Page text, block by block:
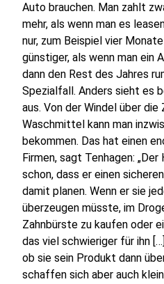
Auto brauchen. Man zahlt
mehr, als wenn man es
nur, zum Beispiel vier
günstiger, als wenn man ein
dann den Rest des Jahres
Spezialfall. Anders sieht es
aus. Von der Windel über die
Waschmittel kann man
bekommen. Das hat einen
Firmen, sagt Tenhagen:
schon, dass er einen
damit planen. Wenn er sie
überzeugen müsste, im
Zahnbürste zu kaufen oder
das viel schwieriger für ihn
ob sie sein Produkt dann
schaffen sich aber auch